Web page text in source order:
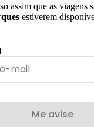
assim que as viagens
estiverem
Me avise